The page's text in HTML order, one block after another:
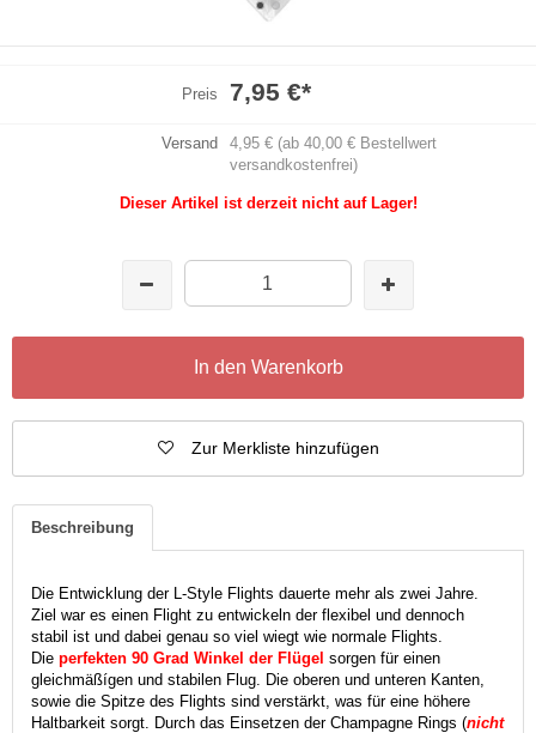
Preis 7,95 €*
Versand
4,95 € (ab 40,00 € Bestellwert
versandkostenfrei)
Dieser Artikel ist derzeit nicht auf Lager!
In den Warenkorb
Zur Merkliste hinzufügen
Beschreibung
Die Entwicklung der L-Style Flights dauerte mehr als zwei Jahre.
Ziel war es einen Flight zu entwickeln der flexibel und dennoch
stabil ist und dabei genau so viel wiegt wie normale Flights.
Die perfekten 90 Grad Winkel der Flügel sorgen für einen
gleichmäßígen und stabilen Flug. Die oberen und unteren Kanten,
sowie die Spitze des Flights sind verstärkt, was für eine höhere
Haltbarkeit sorgt. Durch das Einsetzen der Champagne Rings (nicht